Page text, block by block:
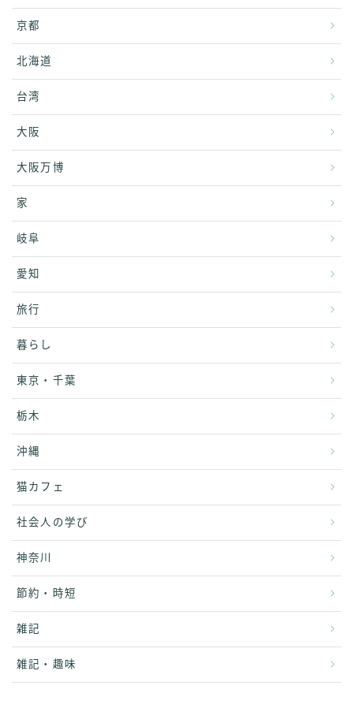
京都
北海道
台湾
大阪
大阪万博
家
岐阜
愛知
旅行
暮らし
東京・千葉
栃木
沖縄
猫カフェ
社会人の学び
神奈川
節約・時短
雑記
雑記・趣味